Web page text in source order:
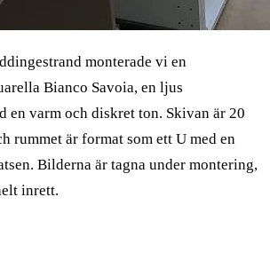
monterade vi en
Bianco Savoia, en ljus
en varm och diskret ton. Skivan är 20
rummet är format som ett U med en
Bilderna är tagna under montering,
inrett.